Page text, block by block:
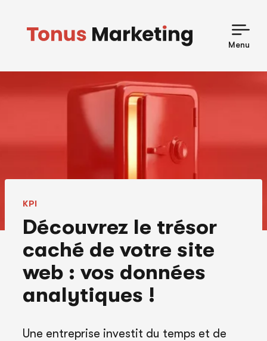
content
Menu
KPI
Découvrez le trésor
caché de votre site
web : vos données
analytiques !
Une entreprise investit du temps et de